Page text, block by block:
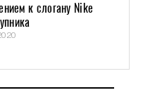
к слогану Nike